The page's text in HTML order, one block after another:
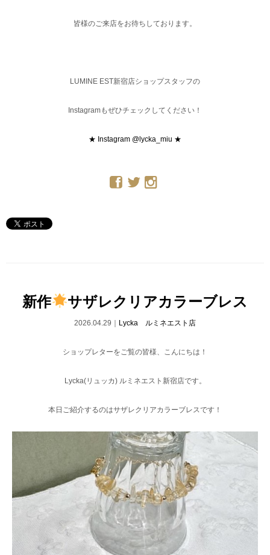
皆様のご来店をお待ちしております。
LUMINE EST新宿店ショップスタッフの
Instagramもぜひチェックしてください！
★ Instagram @lycka_miu ★
新作 サザレクリアカラーブレス
2026.04.29｜ Lycka ルミネエスト店
ショップレターをご覧の皆様、こんにちは！
Lycka(リュッカ) ルミネエスト新宿店です。
本日ご紹介するのはサザレクリアカラーブレスです！